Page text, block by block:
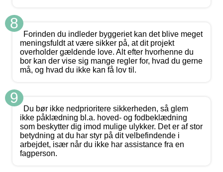
8
Forinden du indleder byggeriet kan det blive meget
meningsfuldt at være sikker på, at dit projekt
overholder gældende love. Alt efter hvorhenne du
bor kan der vise sig mange regler for, hvad du gerne
må, og hvad du ikke kan få lov til.
9
Du bør ikke nedprioritere sikkerheden, så glem
ikke påklædning bl.a. hoved- og fodbeklædning
som beskytter dig imod mulige ulykker. Det er af stor
betydning at du har styr på dit velbefindende i
arbejdet, især når du ikke har assistance fra en
fagperson.